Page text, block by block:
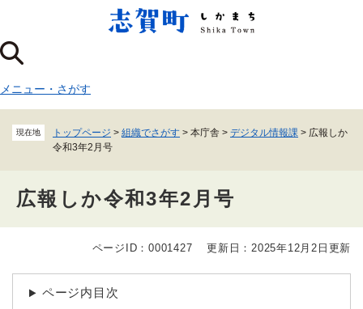
ジ
の
頭
で
メニューを飛ばして本文へ
メニュー ・ さがす
現在地 トップページ > 組織でさがす > 本庁舎 > デジタル情報課 > 広報しか
令和3年2月号
広報しか令和3年2月号
文
ページID：0001427 更新日：2025年12月2日更新
ページ内目次